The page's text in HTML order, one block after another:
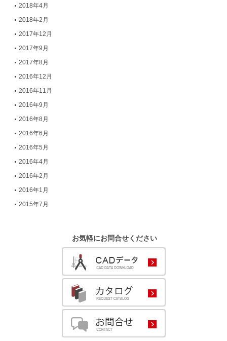
2018年4月
2018年2月
2017年12月
2017年9月
2017年8月
2016年12月
2016年11月
2016年9月
2016年8月
2016年6月
2016年5月
2016年4月
2016年2月
2016年1月
2015年7月
お気軽にお問合せください